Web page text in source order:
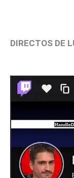
DIRECTOS DE